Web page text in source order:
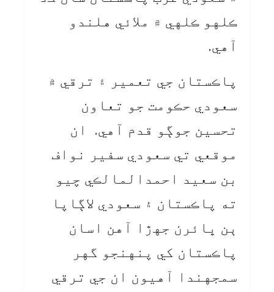
ڪلهو ڪلهي ۾ ملائي هلندو
آهي.
پاڪستان جي تعمير ۽ ترقي ۾
سعودي حڪومت جو تعاون
تحسين جوڳو قدم آهي. ان
موقعي تي سعودي سفير نواف
بن سعيد احمدالمالڪي چيو
ته پاڪستان ۽ سعودي لاڳاپا
ٻن ڀائرن جهڙا آهن اسان
پاڪستان کي پنهنجو گهر
سمجهندا آهيون ان جي ترقي